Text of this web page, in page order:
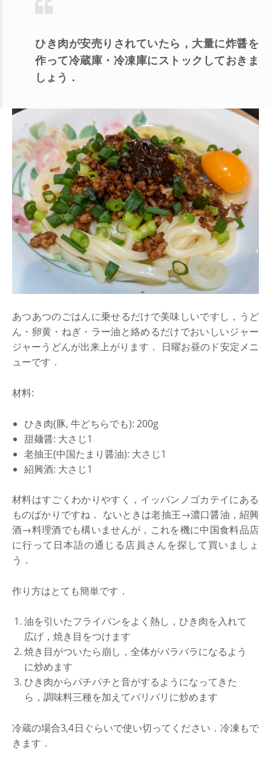
ひき肉が安売りされていたら，大量に炸醤を
作って冷蔵庫・冷凍庫にストックしておきま
しょう．
あつあつのごはんに乗せるだけで美味しいですし，うど
ん・卵黄・ねぎ・ラー油と絡めるだけでおいしいジャー
ジャーうどんが出来上がります． 日曜お昼のド安定メニ
ューです．
材料:
ひき肉(豚, 牛どちらでも): 200g
甜麺醤: 大さじ1
老抽王(中国たまり醤油): 大さじ1
紹興酒: 大さじ1
材料はすごくわかりやすく，イッパンノゴカテイにある
ものばかりですね． ないときは老抽王→濃口醤油，紹興
酒→料理酒でも構いませんが，これを機に中国食料品店
に行って日本語の通じる店員さんを探して買いましょ
う．
作り方はとても簡単です．
油を引いたフライパンをよく熱し，ひき肉を入れて
広げ，焼き目をつけます
焼き目がついたら崩し，全体がバラバラになるよう
に炒めます
ひき肉からパチパチと音がするようになってきた
ら，調味料三種を加えてパリパリに炒めます
冷蔵の場合3,4日ぐらいで使い切ってください．冷凍もで
きます．